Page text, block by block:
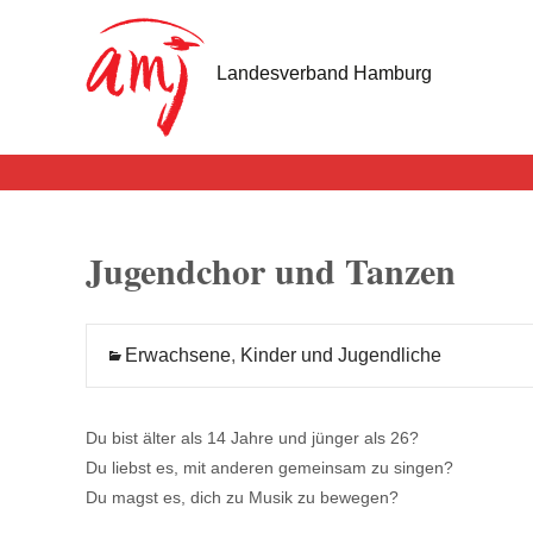
Landesverband Hamburg
Jugendchor und Tanzen
Erwachsene, Kinder und Jugendliche
Du bist älter als 14 Jahre und jünger als 26?
Du liebst es, mit anderen gemeinsam zu singen?
Du magst es, dich zu Musik zu bewegen?